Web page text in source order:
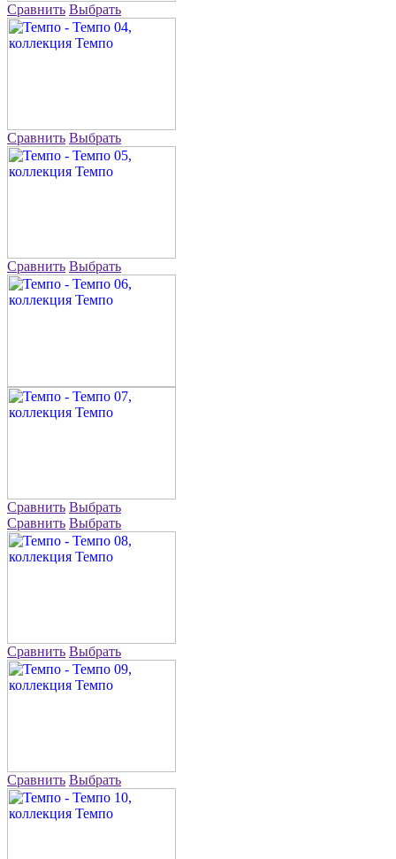
Сравнить Выбрать
Сравнить Выбрать
Сравнить Выбрать
Сравнить Выбрать
Сравнить Выбрать
Сравнить Выбрать
Сравнить Выбрать